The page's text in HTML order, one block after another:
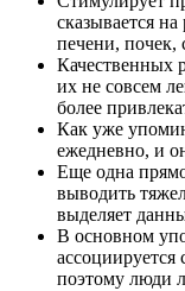
сказывается
печени, почек,
Качественных
их не совсем
более
Как уже
ежедневно, и
Еще одна
выводить
выделяет
В основном
поэтому люди